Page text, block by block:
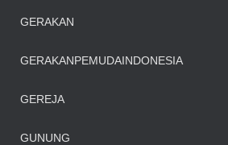
GERAKAN
GERAKANPEMUDAINDONESIA
GEREJA
GUNUNG